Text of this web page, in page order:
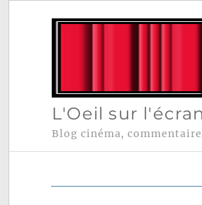
L'Oeil sur l'écran
Blog cinéma,